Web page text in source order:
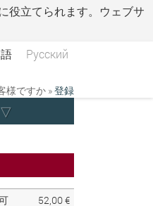
役立てられます。ウェブサ
Русский
様ですか »登録
52,00 €